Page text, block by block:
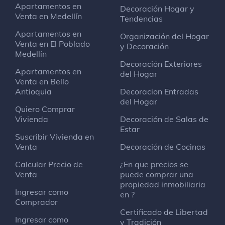
Apartamentos en
Venta en Medellín
Apartamentos en
Venta en El Poblado
Medellín
Apartamentos en
Venta en Bello
Antioquia
Quiero Comprar
Vivienda
Suscribir Vivienda en
Venta
Calcular Precio de
Venta
Ingresar como
Comprador
Ingresar como
Decoración Hogar y
Tendencias
Organización del Hogar
y Decoración
Decoración Exteriores
del Hogar
Decoracion Entradas
del Hogar
Decoración de Salas de
Estar
Decoración de Cocinas
¿En que precios se
puede comprar una
propiedad inmobiliaria
en ?
Certificado de Libertad
y Tradición